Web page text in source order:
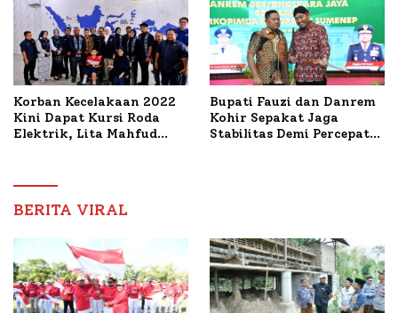
Korban Kecelakaan 2022
Kini Dapat Kursi Roda
Elektrik, Lita Mahfud
Nabil
Bupati Fauzi dan Danrem
Kohir Sepakat Jaga
Stabilitas Demi Percepat
BERITA VIRAL